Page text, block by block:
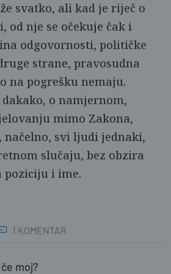
svatko, ali kad je riječ o
od nje se očekuje čak i
odgovornosti, političke
strane, pravosudna
na pogrešku nemaju.
o namjernom,
mimo Zakona,
načelno, svi ljudi jednaki,
slučaju, bez obzira
poziciju i ime.
1 KOMENTAR
moj?